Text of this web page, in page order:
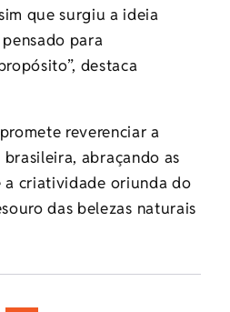
que surgiu a ideia
para
destaca
reverenciar a
abraçando as
a criatividade oriunda do
das belezas naturais